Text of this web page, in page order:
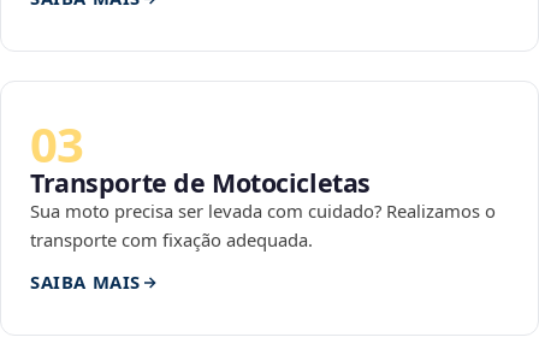
03
Transporte de Motocicletas
Sua moto precisa ser levada com cuidado? Realizamos o
transporte com fixação adequada.
SAIBA MAIS